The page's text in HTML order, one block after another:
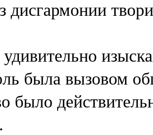
дисгармонии
была вызовом
было